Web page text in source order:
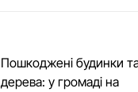
Пошкоджені будинки
дерева: у громаді на